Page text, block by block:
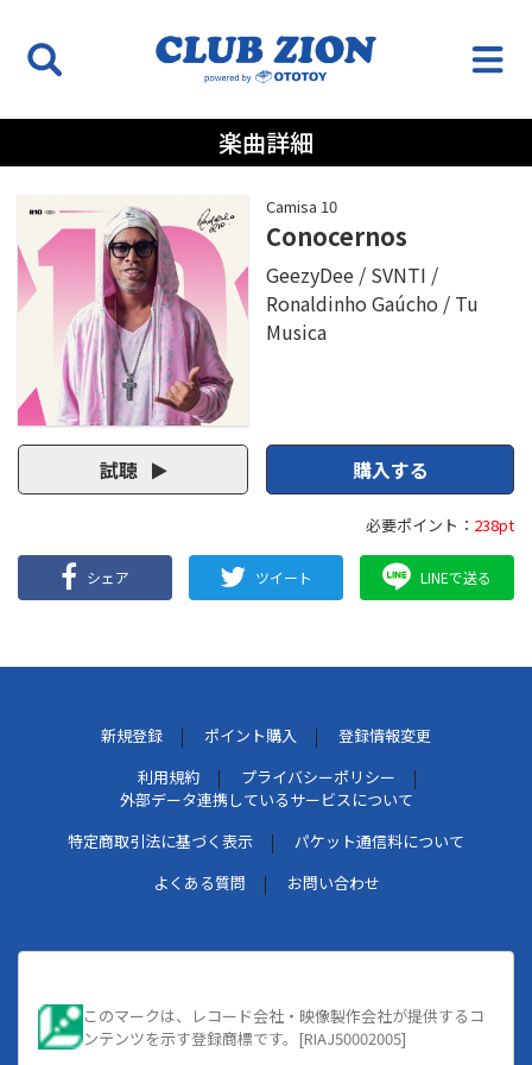
楽曲詳細
Camisa 10
Conocernos
GeezyDee
SVNTI
Ronaldinho Gaúcho
Tu
Musica
試聴 購入する
必要ポイント： 238pt
シェア ツイート LINEで送る
新規登録 ポイント購入
登録情報変更
利用規約
プライバシーポリシー
外部データ連携しているサービスについて
特定商取引法に基づく表示
パケット通信料について
よくある質問
お問い合わせ
このマークは、レコード会社・映像製作会社が提供するコ
ンテンツを示す登録商標です。[RIAJ50002005]